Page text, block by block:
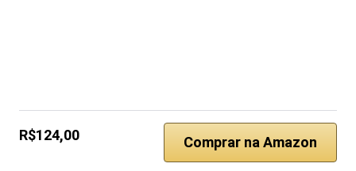
R$124,00 Comprar na Amazon